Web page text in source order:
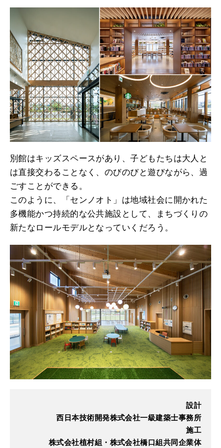
別館はキッズスペースがあり、子どもたちは大人と
は直接交わることなく、のびのびと遊びながら、過
ごすことができる。
このように、「センノオト」は地域社会に開かれた
多機能かつ持続的な公共施設として、まちづくりの
新たなロールモデルとなっていくだろう。
設計
西日本技術開発株式会社一級建築士事務所
施工
株式会社植村組・株式会社橋口組共同企業体